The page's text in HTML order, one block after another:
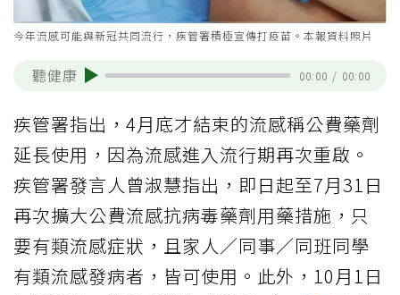
今年流感可能與新冠共同流行，疾管署積極宣傳打疫苗。本報資料照片
聽健康 00:00 / 00:00
疾管署指出，4月底才結束的流感稱公費藥劑
延長使用，因為流感進入流行期再次重啟。
疾管署發言人曾淑慧指出，即日起至7月31日
再次擴大公費流感抗病毒藥劑用藥措施，只
要有類流感症狀，且家人／同事／同班同學
有類流感發病者，皆可使用。此外，10月1日